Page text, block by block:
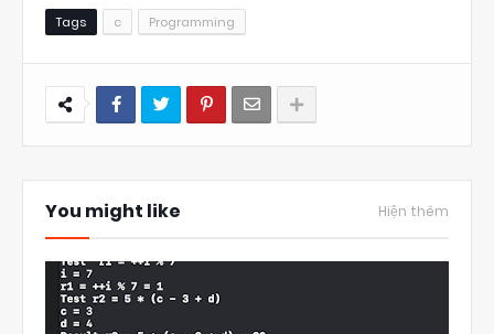
Tags c Programming
You might like Hiện thêm